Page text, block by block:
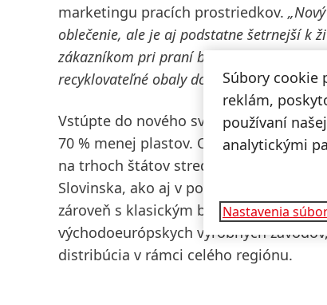
marketingu pracích prostriedkov.
oblečenie, ale je aj podstatne šetrnejší k
zákazníkom pri praní bielizne a zároveň
recyklovateľné obaly doypack
Vstúpte do nového sveta sviežo
70 % menej plastov. Od prvého
na trhoch štátov strednej a východnej
Slovinska, ako aj v pobaltských
zároveň s klasickým balením vo
východoeurópskych výrobných
distribúcia v rámci celého regiónu.
Súbory cookie
reklám,
používaní
analytickými
Nastavenia